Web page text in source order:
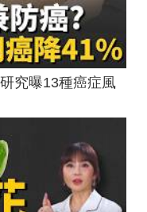
究曝13種癌症風